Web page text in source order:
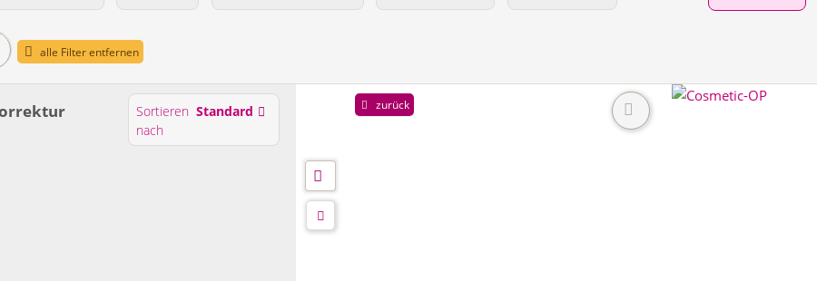
alle Filter entfernen
Sortieren
nach
Standard zurück